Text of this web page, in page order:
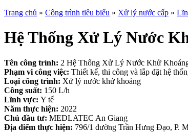
Trang chủ » Công trình tiêu biểu » Xử lý nước cấp »
Hệ Thống Xử Lý Nước
Tên công trình: 2 Hệ Thống Xử Lý Nước Khử
Phạm vi công việc: Thiết kế, thi công và lắp đặt hệ
Loại công trình: Xử lý nước khử khoáng
Công suất: 150 L/h
Lĩnh vực: Y tế
Năm thực hiện: 2022
Chủ đầu tư: MEDLATEC An Giang
Địa điểm thực hiện: 796/1 đường Trần Hưng Đạo, P.